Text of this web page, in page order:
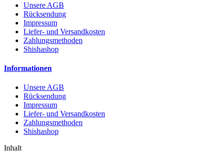
Unsere AGB
Rücksendung
Impressum
Liefer- und Versandkosten
Zahlungsmethoden
Shishashop
Informationen
Unsere AGB
Rücksendung
Impressum
Liefer- und Versandkosten
Zahlungsmethoden
Shishashop
Inhalt